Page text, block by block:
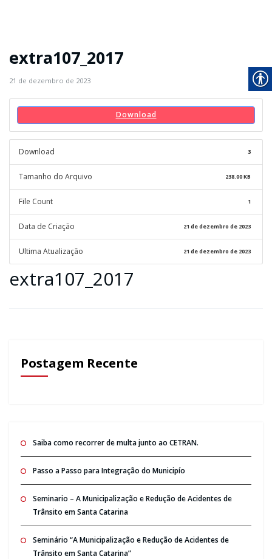
extra107_2017
21 de dezembro de 2023
Download
Download 3
Tamanho do Arquivo 238.00 KB
File Count 1
Data de Criação 21 de dezembro de 2023
Ultima Atualização 21 de dezembro de 2023
extra107_2017
Postagem Recente
Saiba como recorrer de multa junto ao CETRAN.
Passo a Passo para Integração do Municipío
Seminario – A Municipalização e Redução de Acidentes de
Trânsito em Santa Catarina
Seminário “A Municipalização e Redução de Acidentes de
Trânsito em Santa Catarina”